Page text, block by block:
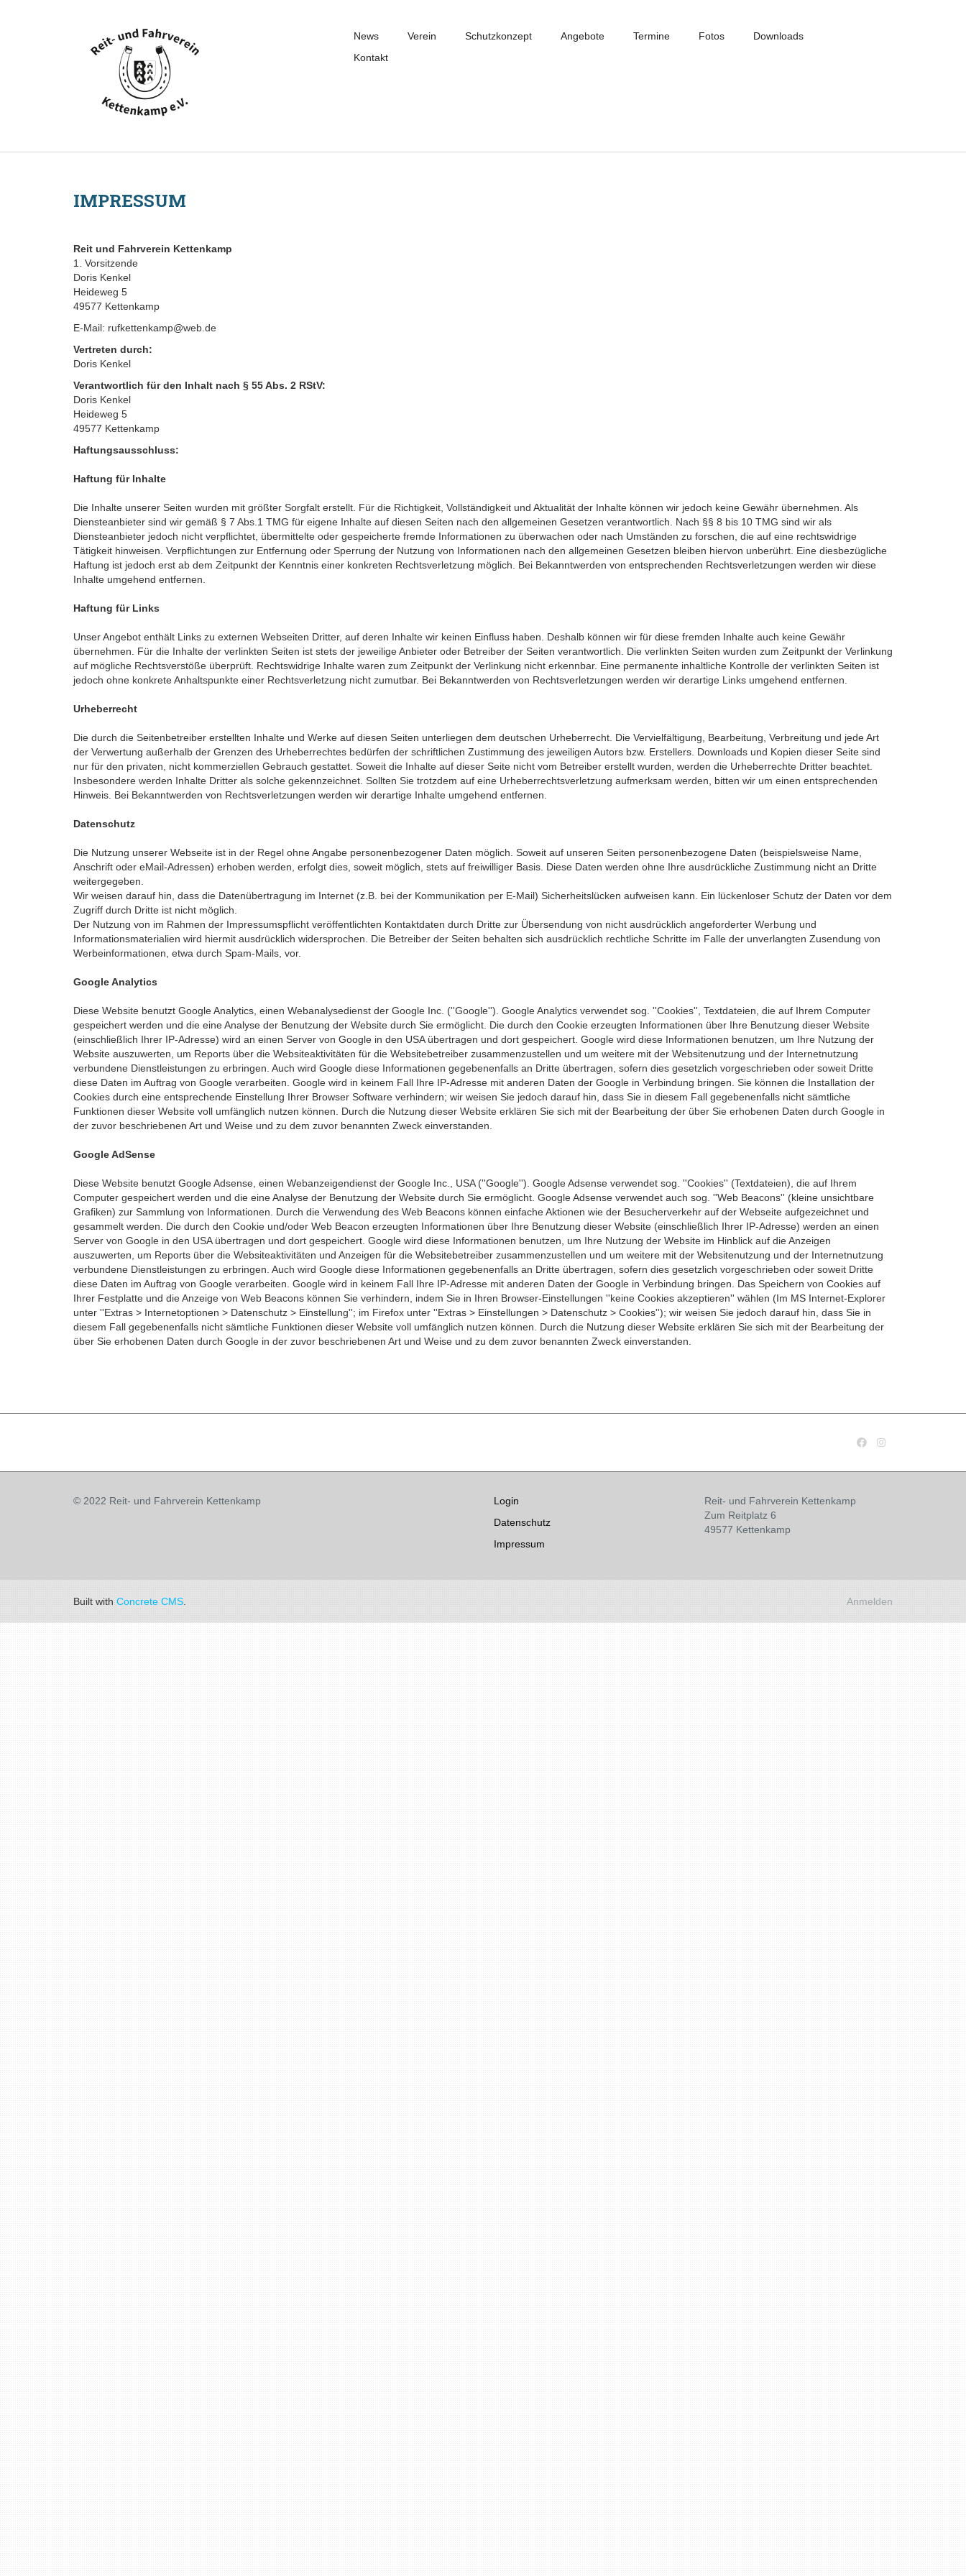
News Verein Schutzkonzept Angebote Termine Fotos
Downloads
Kontakt
IMPRESSUM
Reit und Fahrverein Kettenkamp
1. Vorsitzende
Doris Kenkel
Heideweg 5
49577 Kettenkamp
E-Mail: rufkettenkamp@web.de
Vertreten durch:
Doris Kenkel
Verantwortlich für den Inhalt nach § 55 Abs. 2 RStV:
Doris Kenkel
Heideweg 5
49577 Kettenkamp
Haftungsausschluss:
Haftung für Inhalte
Die Inhalte unserer Seiten wurden mit größter Sorgfalt erstellt. Für die Richtigkeit, Vollständigkeit und Aktualität der Inhalte können wir jedoch keine Gewähr übernehmen. Als
Diensteanbieter sind wir gemäß § 7 Abs.1 TMG für eigene Inhalte auf diesen Seiten nach den allgemeinen Gesetzen verantwortlich. Nach §§ 8 bis 10 TMG sind wir als
Diensteanbieter jedoch nicht verpflichtet, übermittelte oder gespeicherte fremde Informationen zu überwachen oder nach Umständen zu forschen, die auf eine rechtswidrige
Tätigkeit hinweisen. Verpflichtungen zur Entfernung oder Sperrung der Nutzung von Informationen nach den allgemeinen Gesetzen bleiben hiervon unberührt. Eine diesbezügliche
Haftung ist jedoch erst ab dem Zeitpunkt der Kenntnis einer konkreten Rechtsverletzung möglich. Bei Bekanntwerden von entsprechenden Rechtsverletzungen werden wir diese
Inhalte umgehend entfernen.
Haftung für Links
Unser Angebot enthält Links zu externen Webseiten Dritter, auf deren Inhalte wir keinen Einfluss haben. Deshalb können wir für diese fremden Inhalte auch keine Gewähr
übernehmen. Für die Inhalte der verlinkten Seiten ist stets der jeweilige Anbieter oder Betreiber der Seiten verantwortlich. Die verlinkten Seiten wurden zum Zeitpunkt der Verlinkung
auf mögliche Rechtsverstöße überprüft. Rechtswidrige Inhalte waren zum Zeitpunkt der Verlinkung nicht erkennbar. Eine permanente inhaltliche Kontrolle der verlinkten Seiten ist
jedoch ohne konkrete Anhaltspunkte einer Rechtsverletzung nicht zumutbar. Bei Bekanntwerden von Rechtsverletzungen werden wir derartige Links umgehend entfernen.
Urheberrecht
Die durch die Seitenbetreiber erstellten Inhalte und Werke auf diesen Seiten unterliegen dem deutschen Urheberrecht. Die Vervielfältigung, Bearbeitung, Verbreitung und jede Art
der Verwertung außerhalb der Grenzen des Urheberrechtes bedürfen der schriftlichen Zustimmung des jeweiligen Autors bzw. Erstellers. Downloads und Kopien dieser Seite sind
nur für den privaten, nicht kommerziellen Gebrauch gestattet. Soweit die Inhalte auf dieser Seite nicht vom Betreiber erstellt wurden, werden die Urheberrechte Dritter beachtet.
Insbesondere werden Inhalte Dritter als solche gekennzeichnet. Sollten Sie trotzdem auf eine Urheberrechtsverletzung aufmerksam werden, bitten wir um einen entsprechenden
Hinweis. Bei Bekanntwerden von Rechtsverletzungen werden wir derartige Inhalte umgehend entfernen.
Datenschutz
Die Nutzung unserer Webseite ist in der Regel ohne Angabe personenbezogener Daten möglich. Soweit auf unseren Seiten personenbezogene Daten (beispielsweise Name,
Anschrift oder eMail-Adressen) erhoben werden, erfolgt dies, soweit möglich, stets auf freiwilliger Basis. Diese Daten werden ohne Ihre ausdrückliche Zustimmung nicht an Dritte
weitergegeben.
Wir weisen darauf hin, dass die Datenübertragung im Internet (z.B. bei der Kommunikation per E-Mail) Sicherheitslücken aufweisen kann. Ein lückenloser Schutz der Daten vor dem
Zugriff durch Dritte ist nicht möglich.
Der Nutzung von im Rahmen der Impressumspflicht veröffentlichten Kontaktdaten durch Dritte zur Übersendung von nicht ausdrücklich angeforderter Werbung und
Informationsmaterialien wird hiermit ausdrücklich widersprochen. Die Betreiber der Seiten behalten sich ausdrücklich rechtliche Schritte im Falle der unverlangten Zusendung von
Werbeinformationen, etwa durch Spam-Mails, vor.
Google Analytics
Diese Website benutzt Google Analytics, einen Webanalysedienst der Google Inc. (''Google''). Google Analytics verwendet sog. ''Cookies'', Textdateien, die auf Ihrem Computer
gespeichert werden und die eine Analyse der Benutzung der Website durch Sie ermöglicht. Die durch den Cookie erzeugten Informationen über Ihre Benutzung dieser Website
(einschließlich Ihrer IP-Adresse) wird an einen Server von Google in den USA übertragen und dort gespeichert. Google wird diese Informationen benutzen, um Ihre Nutzung der
Website auszuwerten, um Reports über die Websiteaktivitäten für die Websitebetreiber zusammenzustellen und um weitere mit der Websitenutzung und der Internetnutzung
verbundene Dienstleistungen zu erbringen. Auch wird Google diese Informationen gegebenenfalls an Dritte übertragen, sofern dies gesetzlich vorgeschrieben oder soweit Dritte
diese Daten im Auftrag von Google verarbeiten. Google wird in keinem Fall Ihre IP-Adresse mit anderen Daten der Google in Verbindung bringen. Sie können die Installation der
Cookies durch eine entsprechende Einstellung Ihrer Browser Software verhindern; wir weisen Sie jedoch darauf hin, dass Sie in diesem Fall gegebenenfalls nicht sämtliche
Funktionen dieser Website voll umfänglich nutzen können. Durch die Nutzung dieser Website erklären Sie sich mit der Bearbeitung der über Sie erhobenen Daten durch Google in
der zuvor beschriebenen Art und Weise und zu dem zuvor benannten Zweck einverstanden.
Google AdSense
Diese Website benutzt Google Adsense, einen Webanzeigendienst der Google Inc., USA (''Google''). Google Adsense verwendet sog. ''Cookies'' (Textdateien), die auf Ihrem
Computer gespeichert werden und die eine Analyse der Benutzung der Website durch Sie ermöglicht. Google Adsense verwendet auch sog. ''Web Beacons'' (kleine unsichtbare
Grafiken) zur Sammlung von Informationen. Durch die Verwendung des Web Beacons können einfache Aktionen wie der Besucherverkehr auf der Webseite aufgezeichnet und
gesammelt werden. Die durch den Cookie und/oder Web Beacon erzeugten Informationen über Ihre Benutzung dieser Website (einschließlich Ihrer IP-Adresse) werden an einen
Server von Google in den USA übertragen und dort gespeichert. Google wird diese Informationen benutzen, um Ihre Nutzung der Website im Hinblick auf die Anzeigen
auszuwerten, um Reports über die Websiteaktivitäten und Anzeigen für die Websitebetreiber zusammenzustellen und um weitere mit der Websitenutzung und der Internetnutzung
verbundene Dienstleistungen zu erbringen. Auch wird Google diese Informationen gegebenenfalls an Dritte übertragen, sofern dies gesetzlich vorgeschrieben oder soweit Dritte
diese Daten im Auftrag von Google verarbeiten. Google wird in keinem Fall Ihre IP-Adresse mit anderen Daten der Google in Verbindung bringen. Das Speichern von Cookies auf
Ihrer Festplatte und die Anzeige von Web Beacons können Sie verhindern, indem Sie in Ihren Browser-Einstellungen ''keine Cookies akzeptieren'' wählen (Im MS Internet-Explorer
unter ''Extras > Internetoptionen > Datenschutz > Einstellung''; im Firefox unter ''Extras > Einstellungen > Datenschutz > Cookies''); wir weisen Sie jedoch darauf hin, dass Sie in
diesem Fall gegebenenfalls nicht sämtliche Funktionen dieser Website voll umfänglich nutzen können. Durch die Nutzung dieser Website erklären Sie sich mit der Bearbeitung der
über Sie erhobenen Daten durch Google in der zuvor beschriebenen Art und Weise und zu dem zuvor benannten Zweck einverstanden.
© 2022 Reit- und Fahrverein Kettenkamp
Login
Datenschutz
Impressum
Reit- und Fahrverein Kettenkamp
Zum Reitplatz 6
49577 Kettenkamp
Built with Concrete CMS Anmelden